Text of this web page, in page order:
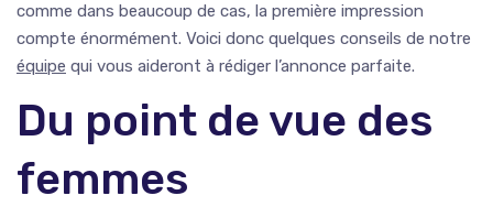
comme dans beaucoup de cas, la première impression
compte énormément. Voici donc quelques conseils de notre
équipe qui vous aideront à rédiger l’annonce parfaite.
Du point de vue des
femmes